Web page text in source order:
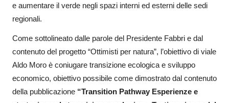
e aumentare il verde negli spazi interni ed esterni delle sedi
regionali.
Come sottolineato dalle parole del Presidente Fabbri e dal
contenuto del progetto “Ottimisti per natura”, l’obiettivo di viale
Aldo Moro è coniugare transizione ecologica e sviluppo
economico, obiettivo possibile come dimostrato dal contenuto
della pubblicazione “Transition Pathway Esperienze e